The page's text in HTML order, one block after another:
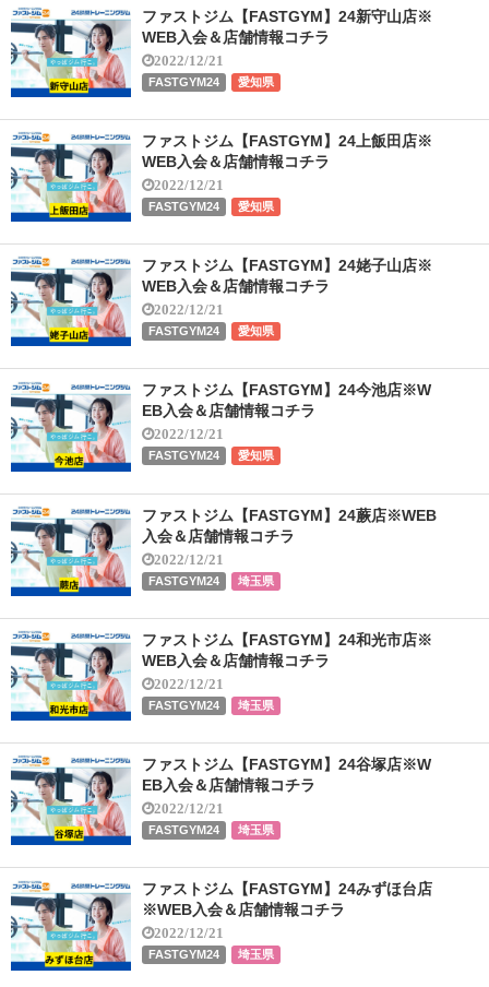
ファストジム【FASTGYM】24新守山店※
WEB入会＆店舗情報コチラ
2022/12/21
FASTGYM24 愛知県
ファストジム【FASTGYM】24上飯田店※
WEB入会＆店舗情報コチラ
2022/12/21
FASTGYM24 愛知県
ファストジム【FASTGYM】24姥子山店※
WEB入会＆店舗情報コチラ
2022/12/21
FASTGYM24 愛知県
ファストジム【FASTGYM】24今池店※W
EB入会＆店舗情報コチラ
2022/12/21
FASTGYM24 愛知県
ファストジム【FASTGYM】24蕨店※WEB
入会＆店舗情報コチラ
2022/12/21
FASTGYM24 埼玉県
ファストジム【FASTGYM】24和光市店※
WEB入会＆店舗情報コチラ
2022/12/21
FASTGYM24 埼玉県
ファストジム【FASTGYM】24谷塚店※W
EB入会＆店舗情報コチラ
2022/12/21
FASTGYM24 埼玉県
ファストジム【FASTGYM】24みずほ台店
※WEB入会＆店舗情報コチラ
2022/12/21
FASTGYM24 埼玉県